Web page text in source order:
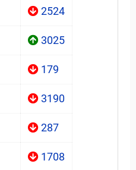
2524
3025
179
3190
287
1708